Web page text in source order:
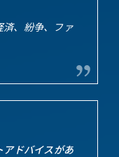
、紛争、ファ
ドバイスがあ